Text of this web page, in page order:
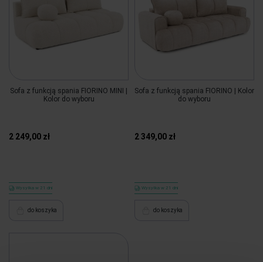
Sofa z funkcją spania FIORINO MINI |
Kolor do wyboru
2 249,00 zł
Wysyłka w 21 dni
do koszyka
Sofa z funkcją spania FIORINO | Kolor
do wyboru
2 349,00 zł
Wysyłka w 21 dni
do koszyka